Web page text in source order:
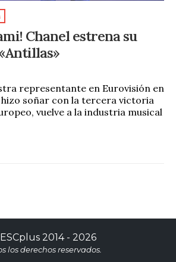
Chanel estrena su
representante en Eurovisión en
hizo soñar con la tercera victoria
vuelve a la industria musical
ESCplus2014 - 2026
los derechos reservados.